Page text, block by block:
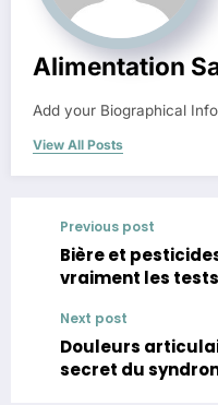
Alimentation
Add your Biographical
View All Posts
Previous post
Bière et
vraiment les
Next post
Douleurs
secret du